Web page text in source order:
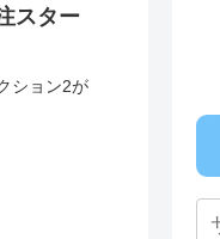
スター
ション2が